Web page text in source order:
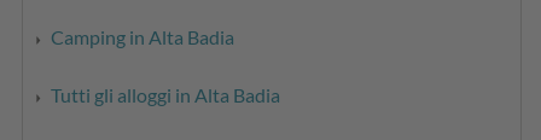
Camping in Alta Badia
Tutti gli alloggi in Alta Badia